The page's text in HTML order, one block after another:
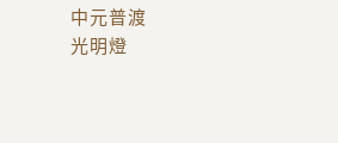
中元普渡
光明燈